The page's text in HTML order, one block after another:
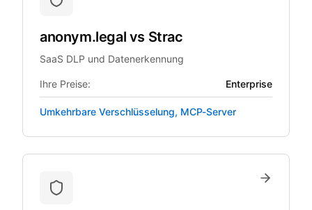
anonym.legal vs Strac
SaaS DLP und Datenerkennung
Ihre Preise: Enterprise
Umkehrbare Verschlüsselung, MCP-Server